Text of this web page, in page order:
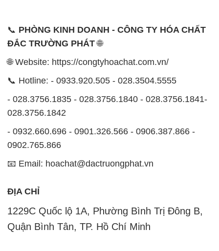
📞 PHÒNG KINH DOANH - CÔNG TY HÓA CHẤT
ĐẮC TRƯỜNG PHÁT🌐
🌐 Website: https://congtyhoachat.com.vn/
📞 Hotline: - 0933.920.505 - 028.3504.5555
- 028.3756.1835 - 028.3756.1840 - 028.3756.1841-
028.3756.1842
- 0932.660.696 - 0901.326.566 - 0906.387.866 -
0902.765.866
📧 Email: hoachat@dactruongphat.vn
ĐỊA CHỈ
1229C Quốc lộ 1A, Phường Bình Trị Đông B,
Quận Bình Tân, TP. Hồ Chí Minh